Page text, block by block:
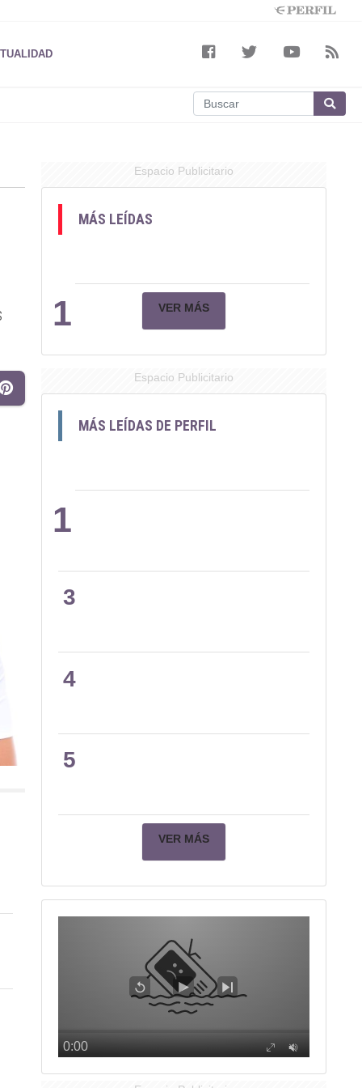
Espacio Publicitario
MÁS LEÍDAS
1 VER MÁS
Espacio Publicitario
MÁS LEÍDAS DE PERFIL
1
2
3
4
5
VER MÁS